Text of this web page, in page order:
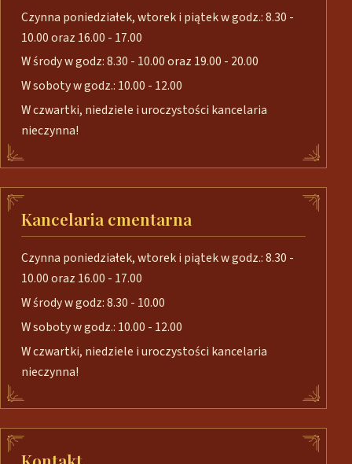
Czynna poniedziałek, wtorek i piątek w godz.: 8.30 -
10.00 oraz 16.00 - 17.00
W środy w godz: 8.30 - 10.00 oraz 19.00 - 20.00
W soboty w godz.: 10.00 - 12.00
W czwartki, niedziele i uroczystości kancelaria
nieczynna!
Kancelaria cmentarna
Czynna poniedziałek, wtorek i piątek w godz.: 8.30 -
10.00 oraz 16.00 - 17.00
W środy w godz: 8.30 - 10.00
W soboty w godz.: 10.00 - 12.00
W czwartki, niedziele i uroczystości kancelaria
nieczynna!